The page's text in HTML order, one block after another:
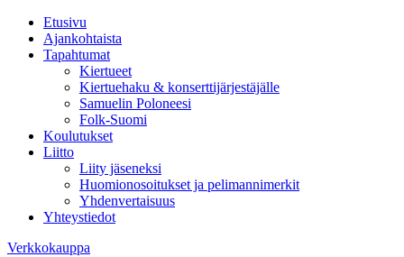
Etusivu
Ajankohtaista
Tapahtumat
Kiertueet
Kiertuehaku & konserttijärjestäjälle
Samuelin Poloneesi
Folk-Suomi
Koulutukset
Liitto
Liity jäseneksi
Huomionosoitukset ja pelimannimerkit
Yhdenvertaisuus
Yhteystiedot
Verkkokauppa